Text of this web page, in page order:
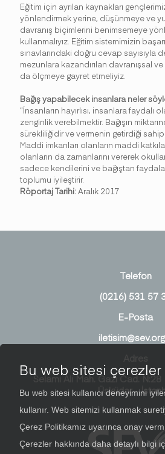
Eğitim için ayrılan kaynakları
yönlendirmek yerine, düşünmeye ve
davranış biçimlerini benimsemeye
kullanmalıyız. Eğitim sistemimizin
sınavlarındaki doğru cevap sayısıyla
mezunlara kazandırılan davranışsal
da ölçmeye gayret etmeliyiz.
Bağış yapabilecek insanlara neler
“İnsanların hayırlısı, insanlara faydalı
zenginlik verebilmektir. Bağışın
sürekliliğidir ve vermenin getirdiği
Maddi imkanları olanların maddi
olanların da zamanlarını vererek
sadece kendilerini ve bağıştan
toplumu iyileştirir.
Röportaj Tarihi:Aralık 2017
Telefon
(0216) 531 57
E-Posta
Selami Ali Mah. Gazi Cad. N:28
Üsküdar -
Bu web sitesi çerezler
Bu web sitesi kullanıcı deneyimini
kullanır. Web sitemizi kullanmak
Çerez Politikamız uyarınca onay
Çerezler hakkında daha detaylı bilgi